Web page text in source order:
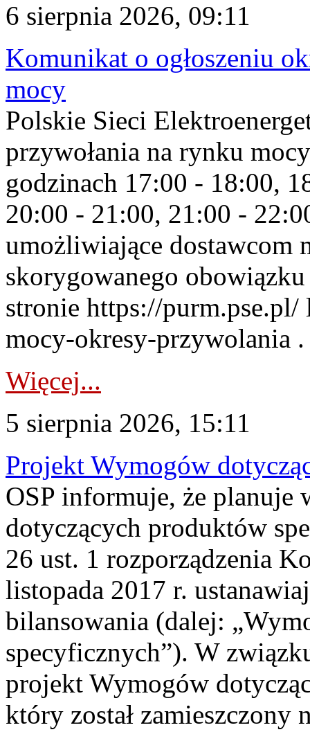
6 sierpnia 2026, 09:11
Komunikat o ogłoszeniu
mocy
Polskie Sieci
przywołania na rynku
godzinach 17:00 - 18:00,
20:00 - 21:00, 21:00 -
umożliwiające dostawcom
skorygowanego
stronie https://
mocy-okresy-przywolania
Więcej...
5 sierpnia 2026, 15:11
Projekt Wymogów
OSP informuje, że planuje
dotyczących produktów
26 ust. 1 rozporządzenia
listopada 2017 r.
bilansowania (dalej:
specyficznych”). W
projekt Wymogów
który został zamieszczony